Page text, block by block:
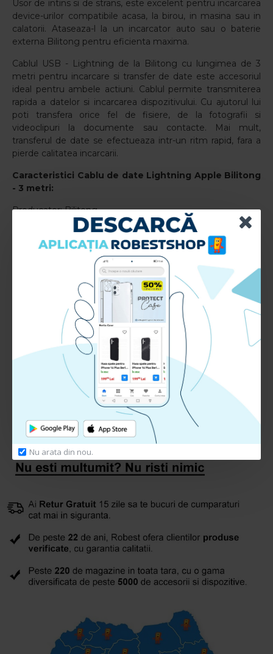
Nu arata din nou.
Usor de intins si de strans, este excelent pentru incarcarea
device-urilor compatibile acasa, la birou, in masina sau in
calatorii. Ataseaza-l la un incarcator auto sau o baterie
externa Bilitong pentru eficienta maxima.
Cablul USB - Lightning de la Bilitong cu lungimea de 3
metri pentru incarcare si transfer de date este accesoriul
ideal pentru ambele actiuni. Cablul permite transmiterea
rapida a datelor si incarcarea dispozitivului. Cu ajutorul lui
poti transfera orice fel de fisiere, de la fotografii si
videoclipuri la documente sau contacte. Mai mult,
transferul de date se efectueaza intr-un ritm rapid, fara a
pierde calitatea incarcarii.
Caracteristici Cablu de date Lightning Apple Bilitong
- 3 metri:
Producator: Bilitong
Interfata cablu USB - Lightning Apple
RECENZII CLIENTI:
Nu sunt recenzii la acest produs.
Adauga Recenzie
autentifica-tesauinregistreaza un cont nou
pentru a putea lasa o recenzie